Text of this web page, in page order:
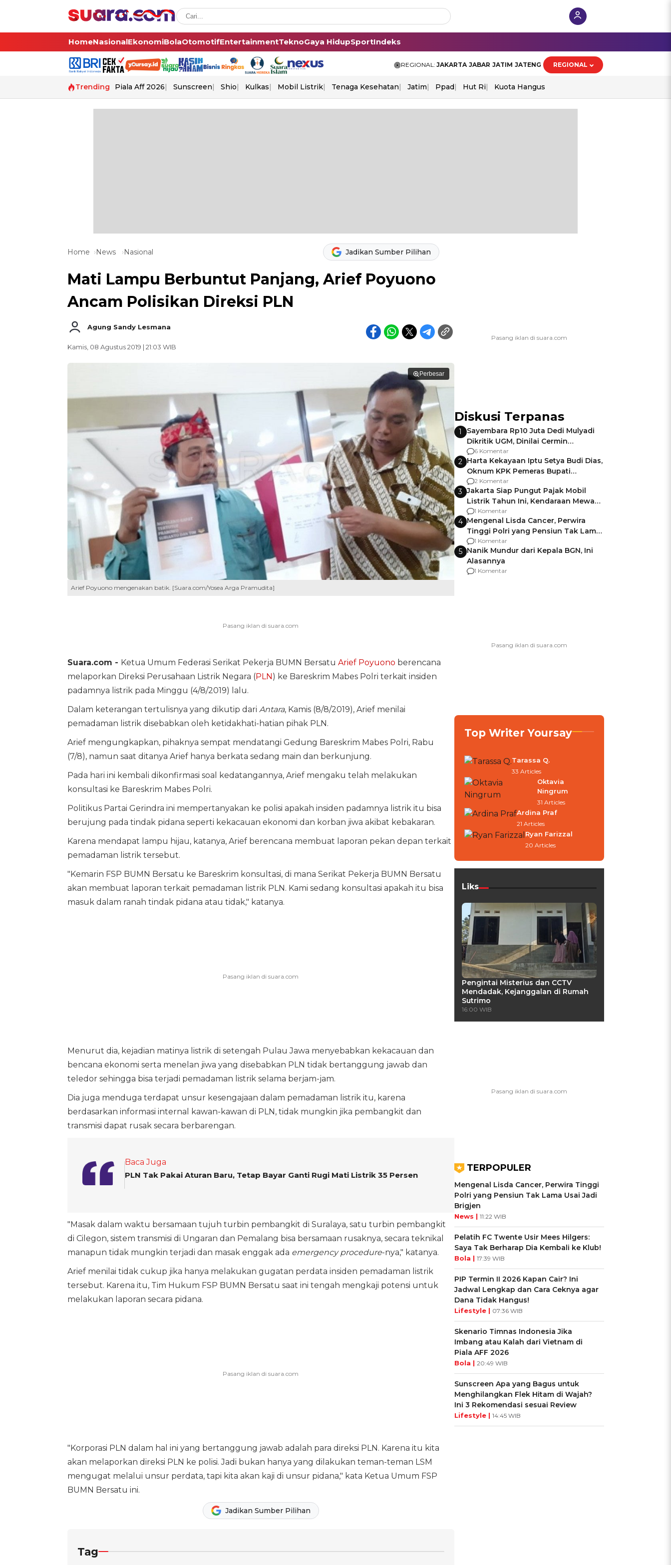
HomeNasionalEkonomiBolaOtomotifEntertainmentTeknoGaya HidupSportIndeks
REGIONAL: JAKARTA JABAR JATIM JATENG REGIONAL
Trending Piala Aff 2026 Sunscreen Shio Kulkas Mobil Listrik Tenaga Kesehatan Jatim Ppad Hut Ri Kuota Hangus
Home News Nasional Jadikan Sumber Pilihan
Mati Lampu Berbuntut Panjang, Arief Poyuono
Ancam Polisikan Direksi PLN
Agung Sandy Lesmana
Kamis, 08 Agustus 2019 | 21:03 WIB
Perbesar
Arief Poyuono mengenakan batik. [Suara.com/Yosea Arga Pramudita]
Suara.com - Ketua Umum Federasi Serikat Pekerja BUMN Bersatu Arief Poyuono berencana
melaporkan Direksi Perusahaan Listrik Negara (PLN) ke Bareskrim Mabes Polri terkait insiden
padamnya listrik pada Minggu (4/8/2019) lalu.
Dalam keterangan tertulisnya yang dikutip dari Antara, Kamis (8/8/2019), Arief menilai
pemadaman listrik disebabkan oleh ketidakhati-hatian pihak PLN.
Arief mengungkapkan, pihaknya sempat mendatangi Gedung Bareskrim Mabes Polri, Rabu
(7/8), namun saat ditanya Arief hanya berkata sedang main dan berkunjung.
Pada hari ini kembali dikonfirmasi soal kedatangannya, Arief mengaku telah melakukan
konsultasi ke Bareskrim Mabes Polri.
Politikus Partai Gerindra ini mempertanyakan ke polisi apakah insiden padamnya listrik itu bisa
berujung pada tindak pidana seperti kekacauan ekonomi dan korban jiwa akibat kebakaran.
Karena mendapat lampu hijau, katanya, Arief berencana membuat laporan pekan depan terkait
pemadaman listrik tersebut.
"Kemarin FSP BUMN Bersatu ke Bareskrim konsultasi, di mana Serikat Pekerja BUMN Bersatu
akan membuat laporan terkait pemadaman listrik PLN. Kami sedang konsultasi apakah itu bisa
masuk dalam ranah tindak pidana atau tidak," katanya.
Menurut dia, kejadian matinya listrik di setengah Pulau Jawa menyebabkan kekacauan dan
bencana ekonomi serta menelan jiwa yang disebabkan PLN tidak bertanggung jawab dan
teledor sehingga bisa terjadi pemadaman listrik selama berjam-jam.
Dia juga menduga terdapat unsur kesengajaan dalam pemadaman listrik itu, karena
berdasarkan informasi internal kawan-kawan di PLN, tidak mungkin jika pembangkit dan
transmisi dapat rusak secara berbarengan.
Baca Juga
PLN Tak Pakai Aturan Baru, Tetap Bayar Ganti Rugi Mati Listrik 35 Persen
"Masak dalam waktu bersamaan tujuh turbin pembangkit di Suralaya, satu turbin pembangkit
di Cilegon, sistem transmisi di Ungaran dan Pemalang bisa bersamaan rusaknya, secara teknikal
manapun tidak mungkin terjadi dan masak enggak ada emergency procedure-nya," katanya.
Arief menilai tidak cukup jika hanya melakukan gugatan perdata insiden pemadaman listrik
tersebut. Karena itu, Tim Hukum FSP BUMN Bersatu saat ini tengah mengkaji potensi untuk
melakukan laporan secara pidana.
"Korporasi PLN dalam hal ini yang bertanggung jawab adalah para direksi PLN. Karena itu kita
akan melaporkan direksi PLN ke polisi. Jadi bukan hanya yang dilakukan teman-teman LSM
mengugat melalui unsur perdata, tapi kita akan kaji di unsur pidana," kata Ketua Umum FSP
BUMN Bersatu ini.
Jadikan Sumber Pilihan
Tag
Diskusi Terpanas
1
Sayembara Rp10 Juta Dedi Mulyadi
Dikritik UGM, Dinilai Cermin
Gagalnya Negara Jamin Keamanan
6 Komentar
2 Harta Kekayaan Iptu Setya Budi Dias,
Oknum KPK Pemeras Bupati
Pemalang
2 Komentar
3 Jakarta Siap Pungut Pajak Mobil
Listrik Tahun Ini, Kendaraan Mewah
Kena hingga 75% PKB
1 Komentar
4 Mengenal Lisda Cancer, Perwira
Tinggi Polri yang Pensiun Tak Lama
Usai Jadi Brigjen
1 Komentar
5 Nanik Mundur dari Kepala BGN, Ini
Alasannya
1 Komentar
Top Writer Yoursay
Tarassa Q.
33 Articles
Oktavia
Ningrum
31 Articles
Ardina Praf
21 Articles
Ryan Farizzal
20 Articles
Liks
Pengintai Misterius dan CCTV
Mendadak, Kejanggalan di Rumah
Sutrimo
16:00 WIB
TERPOPULER
Mengenal Lisda Cancer, Perwira Tinggi
Polri yang Pensiun Tak Lama Usai Jadi
Brigjen
News | 11:22 WIB
Pelatih FC Twente Usir Mees Hilgers:
Saya Tak Berharap Dia Kembali ke Klub!
Bola | 17:39 WIB
PIP Termin II 2026 Kapan Cair? Ini
Jadwal Lengkap dan Cara Ceknya agar
Dana Tidak Hangus!
Lifestyle | 07:36 WIB
Skenario Timnas Indonesia Jika
Imbang atau Kalah dari Vietnam di
Piala AFF 2026
Bola | 20:49 WIB
Sunscreen Apa yang Bagus untuk
Menghilangkan Flek Hitam di Wajah?
Ini 3 Rekomendasi sesuai Review
Lifestyle | 14:45 WIB